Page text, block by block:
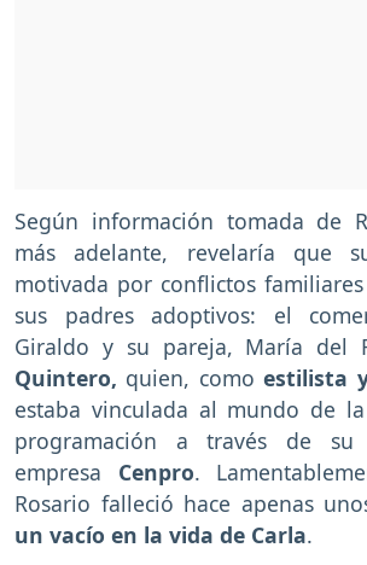
Según información tomada de
más adelante, revelaría que
motivada por conflictos
sus padres adoptivos: el
Giraldo y su pareja, María del
Quintero, quien, comoestilista
estaba vinculada al mundo de
programación a través de
empresa Cenpro.
Rosario falleció hace apenas
un vacío en la vida de Carla.